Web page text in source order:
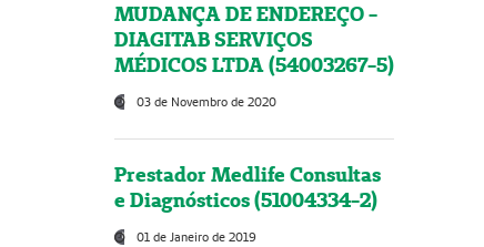
MUDANÇA DE ENDEREÇO -
DIAGITAB SERVIÇOS
MÉDICOS LTDA (54003267-5)
03 de Novembro de 2020
Prestador Medlife Consultas
e Diagnósticos (51004334-2)
01 de Janeiro de 2019